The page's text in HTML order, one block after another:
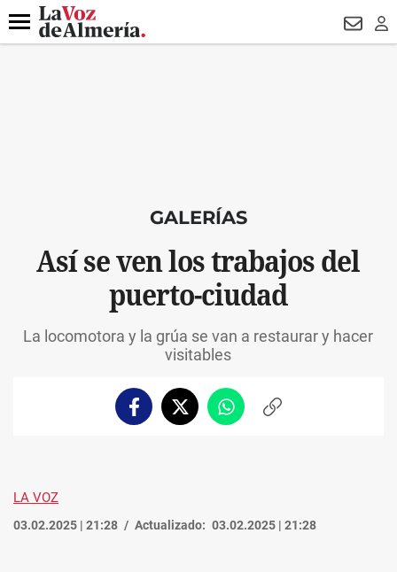
DESTACADO
Menú
GALERÍAS
Así se ven los trabajos del
puerto-ciudad
La locomotora y la grúa se van a restaurar y hacer
visitables
FacebookTwitterWhatsappCopiar
LA VOZ
03.02.2025 | 21:28 Actualizado: 03.02.2025 | 21:28